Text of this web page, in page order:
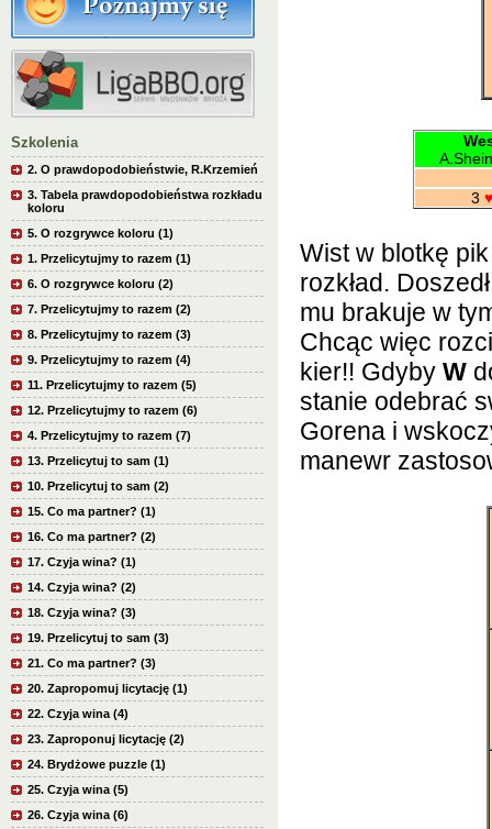
Szkolenia
2. O prawdopodobieństwie, R.Krzemień
3. Tabela prawdopodobieństwa rozkładu
koloru
5. O rozgrywce koloru (1)
1. Przelicytujmy to razem (1)
6. O rozgrywce koloru (2)
7. Przelicytujmy to razem (2)
8. Przelicytujmy to razem (3)
9. Przelicytujmy to razem (4)
11. Przelicytujmy to razem (5)
12. Przelicytujmy to razem (6)
4. Przelicytujmy to razem (7)
13. Przelicytuj to sam (1)
10. Przelicytuj to sam (2)
15. Co ma partner? (1)
16. Co ma partner? (2)
17. Czyja wina? (1)
14. Czyja wina? (2)
18. Czyja wina? (3)
19. Przelicytuj to sam (3)
21. Co ma partner? (3)
20. Zapropomuj licytację (1)
22. Czyja wina (4)
23. Zaproponuj licytację (2)
24. Brydżowe puzzle (1)
25. Czyja wina (5)
26. Czyja wina (6)
3 ♥
Wist w blotkę
rozkład.
mu brakuje w
Chcąc więc
kier!! Gdyby W
stanie odebrać
Gorena i
manewr